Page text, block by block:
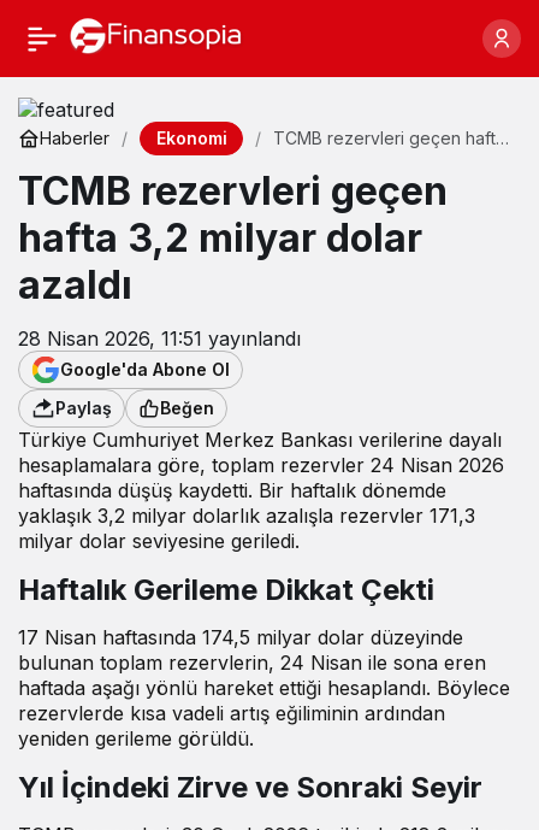
Haberler Ekonomi
TCMB rezervleri geçen hafta
TCMB rezervleri geçen
hafta 3,2 milyar dolar
azaldı
28 Nisan 2026, 11:51 yayınlandı
Google'da Abone Ol
Paylaş
Beğen
Türkiye Cumhuriyet Merkez Bankası verilerine dayalı
hesaplamalara göre, toplam rezervler 24 Nisan 2026
haftasında düşüş kaydetti. Bir haftalık dönemde
yaklaşık 3,2 milyar dolarlık azalışla rezervler 171,3
milyar dolar seviyesine geriledi.
Haftalık Gerileme Dikkat Çekti
17 Nisan haftasında 174,5 milyar dolar düzeyinde
bulunan toplam rezervlerin, 24 Nisan ile sona eren
haftada aşağı yönlü hareket ettiği hesaplandı. Böylece
rezervlerde kısa vadeli artış eğiliminin ardından
yeniden gerileme görüldü.
Yıl İçindeki Zirve ve Sonraki Seyir